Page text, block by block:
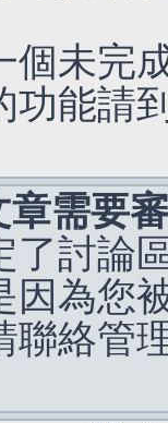
個未完
功能請
需要
了討論
因為您
聯絡管